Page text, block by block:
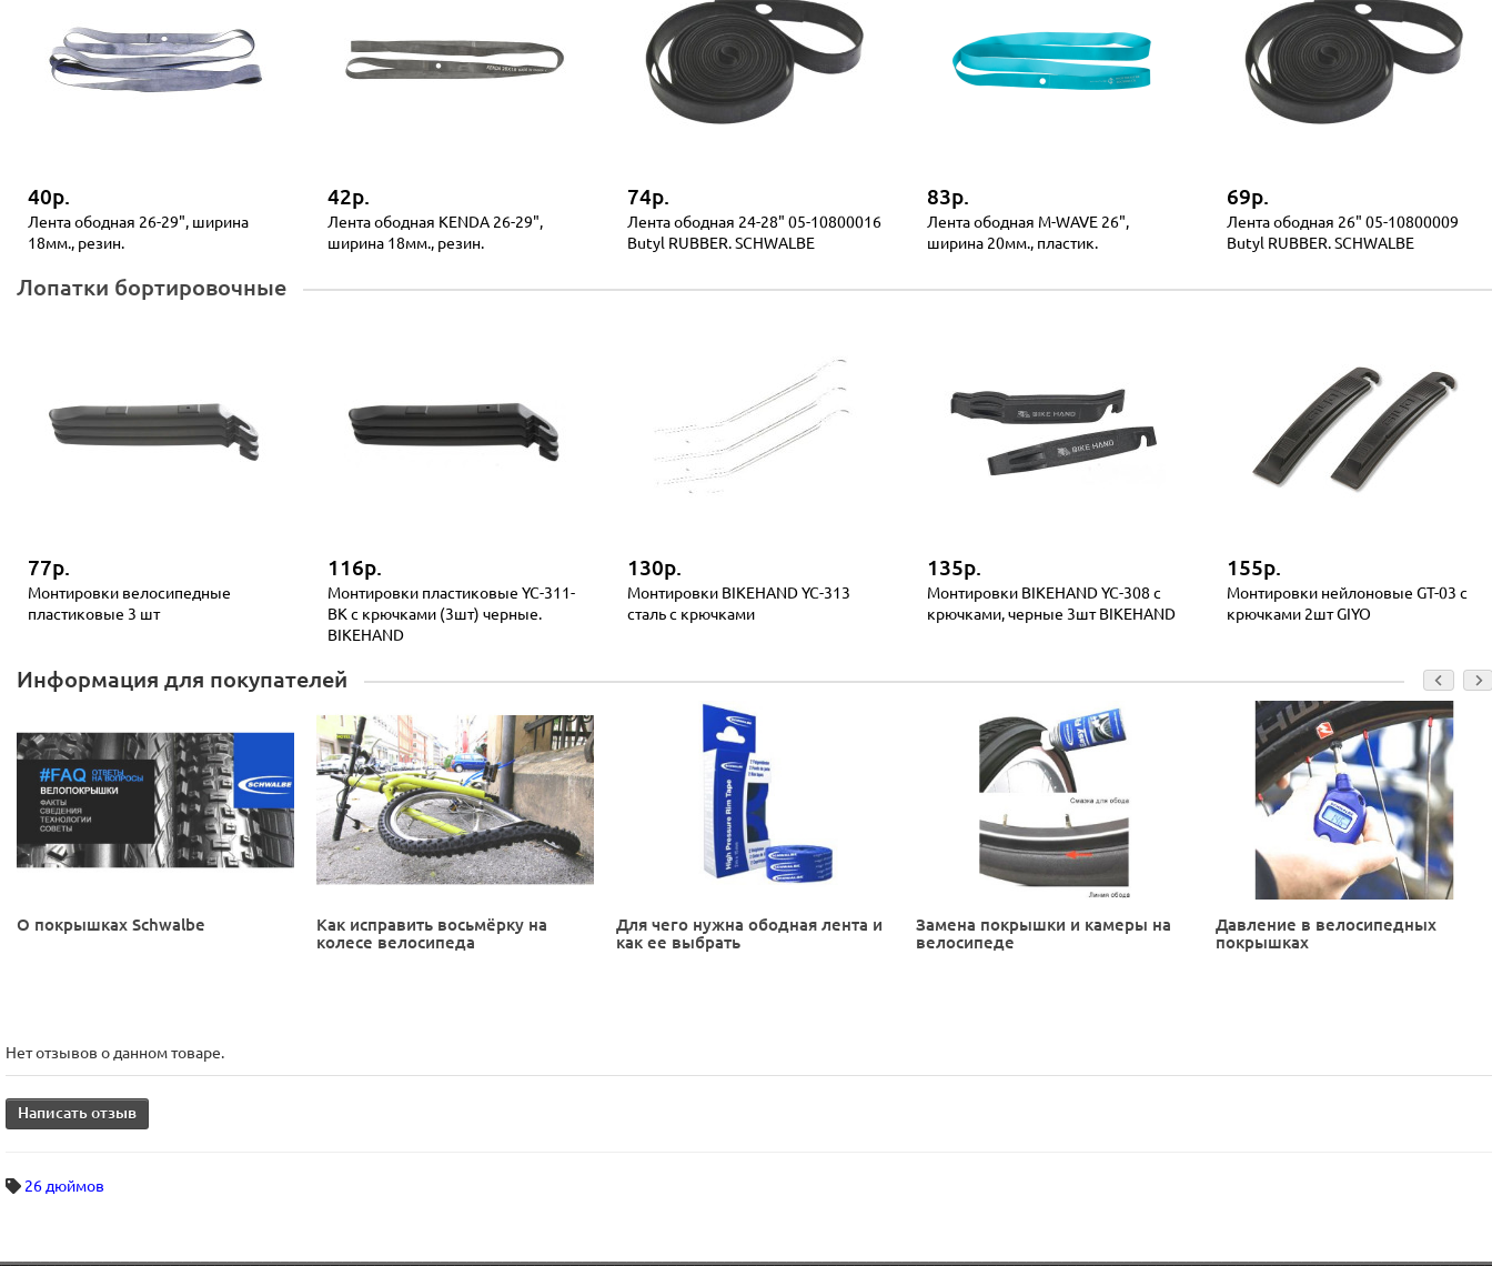
40р.
Лента ободная 26-29", ширина
18мм., резин.
42р.
Лента ободная KENDA 26-29",
ширина 18мм., резин.
74р.
Лента ободная 24-28" 05-10800016
Butyl RUBBER. SCHWALBE
83р.
Лента ободная M-WAVE 26",
ширина 20мм., пластик.
69р.
Лента ободная 26" 05-10800009
Butyl RUBBER. SCHWALBE
Лопатки бортировочные
77р.
Монтировки велосипедные
пластиковые 3 шт
116р.
Монтировки пластиковые YC-311-
BK с крючками (3шт) черные.
BIKEHAND
130р.
Монтировки BIKEHAND YC-313
сталь с крючками
135р.
Монтировки BIKEHAND YC-308 с
крючками, черные 3шт BIKEHAND
155р.
Монтировки нейлоновые GT-03 с
крючками 2шт GIYO
Информация для покупателей
О покрышках Schwalbe
Как исправить восьмёрку на
колесе велосипеда
Для чего нужна ободная лента и
как ее выбрать
Замена покрышки и камеры на
велосипеде
Давление в велосипедных
покрышках
Нет отзывов о данном товаре.
Написать отзыв
26 дюймов